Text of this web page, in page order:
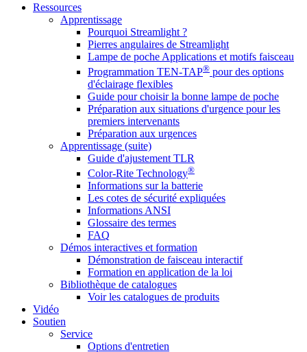
Ressources
Apprentissage
Pourquoi Streamlight ?
Pierres angulaires de Streamlight
Lampe de poche Applications et motifs faisceau
Programmation TEN-TAP® pour des options
d'éclairage flexibles
Guide pour choisir la bonne lampe de poche
Préparation aux situations d'urgence pour les
premiers intervenants
Préparation aux urgences
Apprentissage (suite)
Guide d'ajustement TLR
Color-Rite Technology®
Informations sur la batterie
Les cotes de sécurité expliquées
Informations ANSI
Glossaire des termes
FAQ
Démos interactives et formation
Démonstration de faisceau interactif
Formation en application de la loi
Bibliothèque de catalogues
Voir les catalogues de produits
Vidéo
Soutien
Service
Options d'entretien